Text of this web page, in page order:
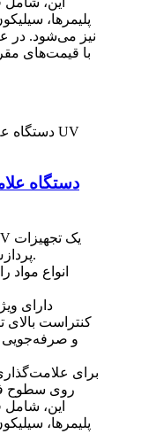
پلیمرها،
نیز می‌شود. در
با قیمت‌های
دستگاه
پردازش بدون تماس با دقت بالا است.
کنتراست
و صرفه‌جویی
روی سطوح
این، شامل
پلیمرها،